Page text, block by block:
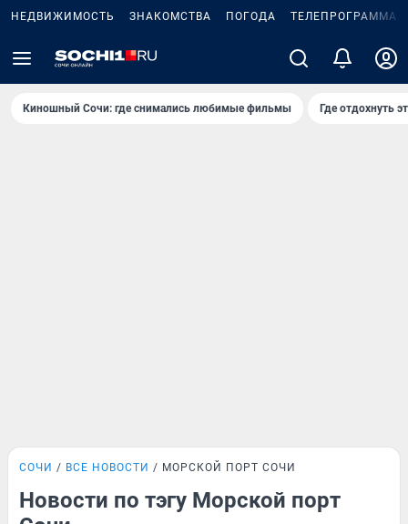
НЕДВИЖИМОСТЬ ЗНАКОМСТВА ПОГОДА ТЕЛЕПРОГРАММА
Киношный Сочи: где снимались любимые фильмы Где отдохнуть
СОЧИ ВСЕ НОВОСТИ МОРСКОЙ ПОРТ СОЧИ
Новости по тэгу Морской порт